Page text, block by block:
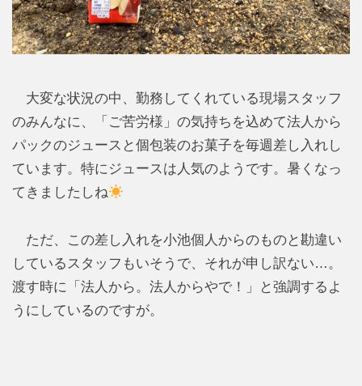
大変な状況の中、勤務してくれている現場スタッフ
のみんなに、「ご苦労様」の気持ちを込めて法人から
パックのジュースと個包装のお菓子を毎週差し入れし
ています。特にジュースは人気のようです。暑くなっ
てきましたしね
ただ、この差し入れを小池個人からのものと勘違い
しているスタッフもいそうで、それが申し訳ない…。
渡す時に「法人から。法人からやで！」と強調するよ
うにしているのですが。